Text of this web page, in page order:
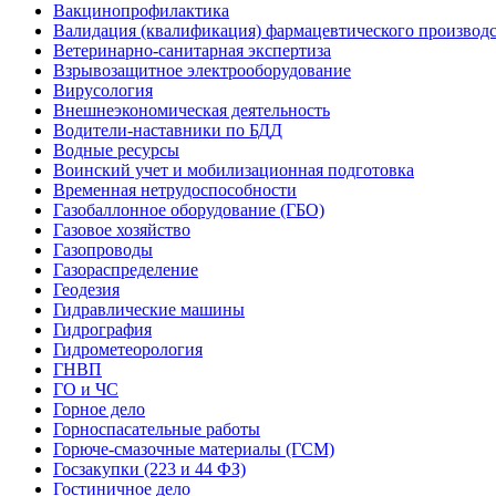
Вакцинопрофилактика
Валидация (квалификация) фармацевтического
Ветеринарно-санитарная экспертиза
Взрывозащитное электрооборудование
Вирусология
Внешнеэкономическая деятельность
Водители-наставники по БДД
Водные ресурсы
Воинский учет и мобилизационная подготовка
Временная нетрудоспособности
Газобаллонное оборудование (ГБО)
Газовое хозяйство
Газопроводы
Газораспределение
Геодезия
Гидравлические машины
Гидрография
Гидрометеорология
ГНВП
ГО и ЧС
Горное дело
Горноспасательные работы
Горюче-смазочные материалы (ГСМ)
Госзакупки (223 и 44 ФЗ)
Гостиничное дело